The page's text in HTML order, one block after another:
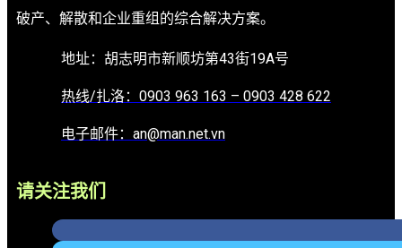
破产、解散和企业重组的综合解决方案。
地址：胡志明市新顺坊第43街19A号
热线/扎洛：0903 963 163 – 0903 428 622
电子邮件：an@man.net.vn
请关注我们